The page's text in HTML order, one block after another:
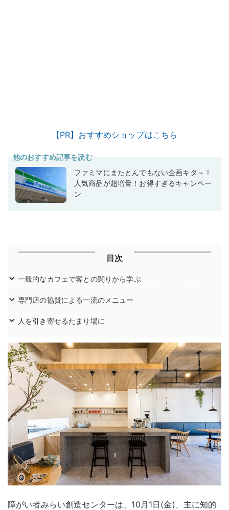
【PR】おすすめショップはこちら
他のおすすめ記事を読む
ファミマにまたとんでもない企画キタ～！
人気商品が超増量！お得すぎるキャンペー
ン
目次
一般的なカフェで客との関りから学ぶ
専門店の協賛による一流のメニュー
人を引き寄せるたまり場に
障がい者みらい創造センターは、10月1日(金)、主に知的